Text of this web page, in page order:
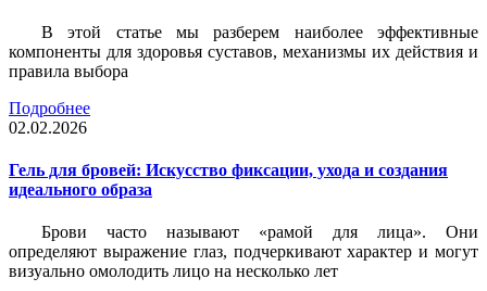
В этой статье мы разберем наиболее эффективные
компоненты для здоровья суставов, механизмы их действия и
правила выбора
Подробнее
02.02.2026
Гель для бровей: Искусство фиксации, ухода и создания
идеального образа
Брови часто называют «рамой для лица». Они
определяют выражение глаз, подчеркивают характер и могут
визуально омолодить лицо на несколько лет